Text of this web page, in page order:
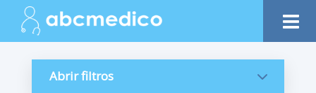
Abrir filtros